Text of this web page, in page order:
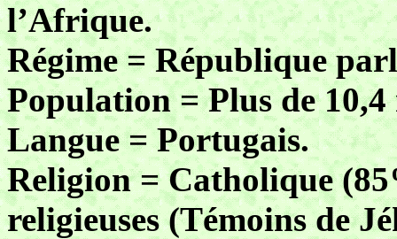
l’Afrique.
Régime = République
Population = Plus de
Langue = Portugais.
Religion = Catholique
religieuses (Témoins de